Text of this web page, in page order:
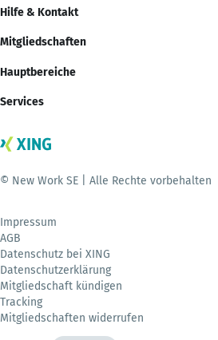
Hilfe & Kontakt
Mitgliedschaften
Hauptbereiche
Services
© New Work SE | Alle Rechte vorbehalten
Impressum
AGB
Datenschutz bei XING
Datenschutzerklärung
Mitgliedschaft kündigen
Tracking
Mitgliedschaften widerrufen